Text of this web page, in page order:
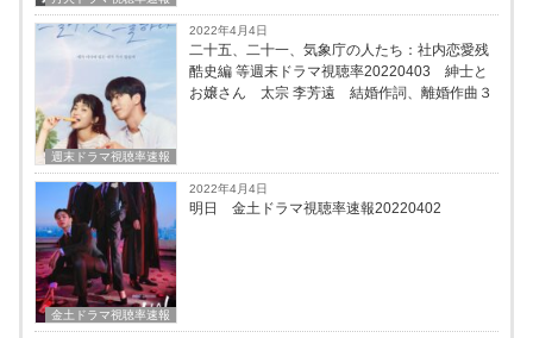
週末ドラマ視聴率速報
2022年4月4日
二十五、二十一、気象庁の人たち：社内恋愛残
酷史編 等週末ドラマ視聴率20220403 紳士と
お嬢さん 太宗 李芳遠 結婚作詞、離婚作曲３
金土ドラマ視聴率速報
2022年4月4日
明日 金土ドラマ視聴率速報20220402